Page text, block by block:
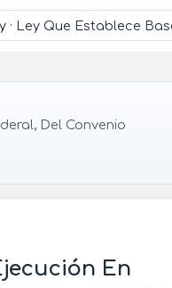
Del Convenio
En